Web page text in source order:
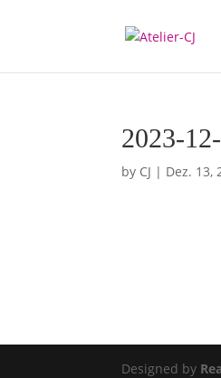
2023-
by CJ | Dez. 13,
Designed by